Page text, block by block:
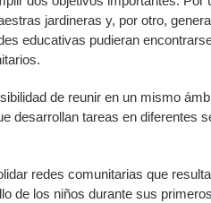
jardineras y, por otro,
educativas pudieran
de reunir en un mismo
desarrollan tareas en diferentes
redes comunitarias que
de los niños durante sus